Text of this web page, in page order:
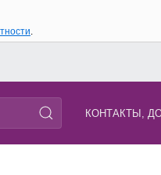
.
КОНТАКТЫ,